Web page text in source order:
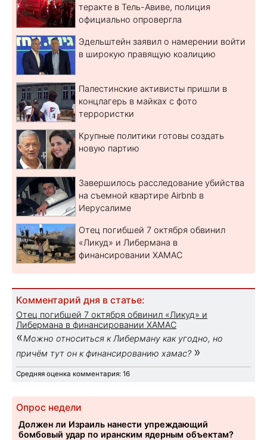
теракте в Тель-Авиве, полиция
официально опровергла
Эдельштейн заявил о намерении войти
в широкую правящую коалицию
Палестинские активисты пришли в
концлагерь в майках с фото
террористки
Крупные политики готовы создать
новую партию
Завершилось расследование убийства
на съемной квартире Airbnb в
Иерусалиме
Отец погибшей 7 октября обвинил
«Ликуд» и Либермана в
финансировании ХАМАС
Комментарий дня в статье:
Отец погибшей 7 октября обвинил «Ликуд» и
Либермана в финансировании ХАМАС
«Можно относиться к Либерману как угодно, но
причём тут он к финансированию хамас? »
Средняя оценка комментария: 16
Опрос недели
Должен ли Израиль нанести упреждающий
бомбовый удар по иранским ядерным объектам?